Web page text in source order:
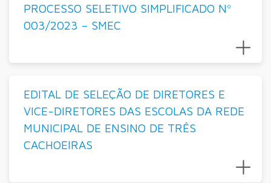
PROCESSO SELETIVO SIMPLIFICADO Nº
003/2023 – SMEC
EDITAL DE SELEÇÃO DE DIRETORES E
VICE-DIRETORES DAS ESCOLAS DA REDE
MUNICIPAL DE ENSINO DE TRÊS
CACHOEIRAS